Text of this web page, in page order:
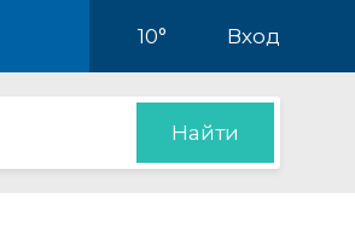
10° Вход
Найти